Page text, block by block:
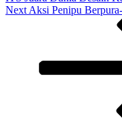
Next
Next Aksi Penipu